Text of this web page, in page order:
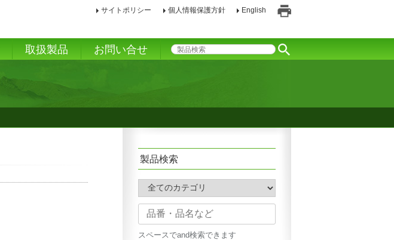
取扱製品 お問い合せ
サイトポリシー 個人情報保護方針
English
刷
製品検索
スペースでand検索できます